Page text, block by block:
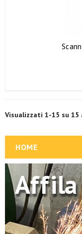
Visualizzati 1-15 su 15
HOME